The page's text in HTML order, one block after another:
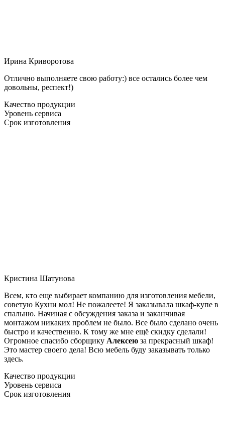
Ирина Криворотова
Отлично выполняете свою работу:) все остались более чем
довольны, респект!)
Качество продукции
Уровень сервиса
Срок изготовления
Кристина Шатунова
Всем, кто еще выбирает компанию для изготовления мебели,
советую Кухни мол! Не пожалеете! Я заказывала шкаф-купе в
спальню. Начиная с обсуждения заказа и заканчивая
монтажом никаких проблем не было. Все было сделано очень
быстро и качественно. К тому же мне ещё скидку сделали!
Огромное спасибо сборщику Алексею за прекрасный шкаф!
Это мастер своего дела! Всю мебель буду заказывать только
здесь.
Качество продукции
Уровень сервиса
Срок изготовления